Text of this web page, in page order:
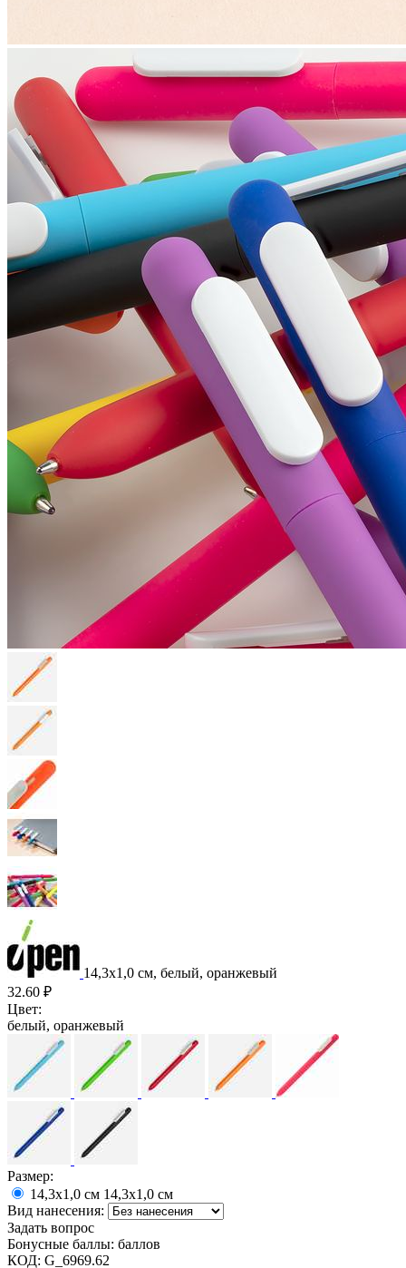
14,3x1,0 см, белый, оранжевый
32.60 ₽
Цвет:
белый, оранжевый
Размер:
14,3x1,0 см 14,3х1,0 см
Вид нанесения:
Задать вопрос
Бонусные баллы: баллов
КОД: G_6969.62